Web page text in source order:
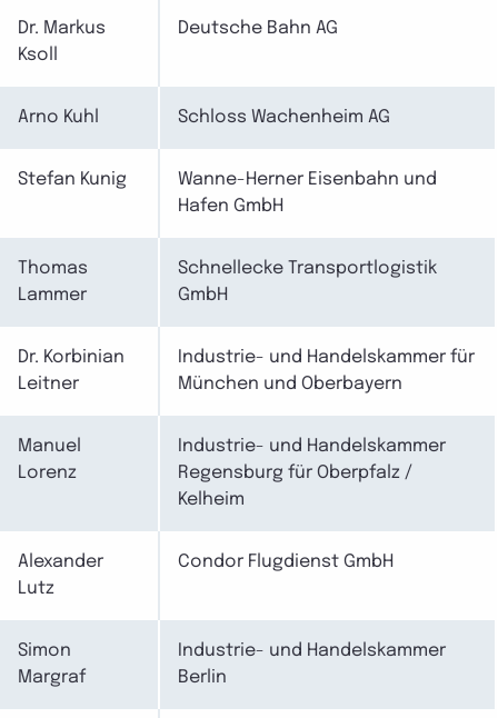
Dr. Markus
Ksoll
Deutsche Bahn AG
Arno Kuhl Schloss Wachenheim AG
Stefan Kunig
Wanne-Herner Eisenbahn und
Hafen GmbH
Thomas
Lammer
Schnellecke Transportlogistik
GmbH
Dr. Korbinian
Leitner
Industrie- und Handelskammer für
München und Oberbayern
Manuel
Lorenz
Industrie- und Handelskammer
Regensburg für Oberpfalz /
Kelheim
Alexander
Lutz
Condor Flugdienst GmbH
Simon
Margraf
Industrie- und Handelskammer
Berlin